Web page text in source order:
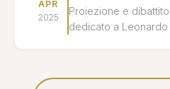
APR
2025
Proiezione e
dedicato a